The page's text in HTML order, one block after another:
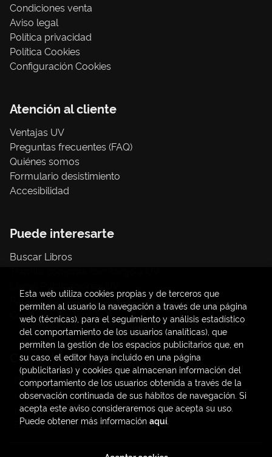
Condiciones venta
Aviso legal
Política privacidad
Política Cookies
Configuración Cookies
Atención al cliente
Ventajas UV
Preguntas frecuentes (FAQ)
Quiénes somos
Formulario desistimiento
Accesibilidad
Puede interesarte
Buscar Libros
Papelería / material oficina
Consumo Sostenible
Contacto
C/ Amadeo de Saboya, 4
(+34) 963828968
latendauv@fundacio.es
Formulario de contacto
Esta web utiliza cookies propias y de terceros que
permiten al usuario la navegación a través de una página
web (técnicas), para el seguimiento y análisis estadístico
del comportamiento de los usuarios (analíticas), que
permiten la gestión de los espacios publicitarios que, en
su caso, el editor haya incluido en una página
(publicitarias) y cookies que almacenan información del
comportamiento de los usuarios obtenida a través de la
observación continuada de sus hábitos de navegación. Si
acepta este aviso consideraremos que acepta su uso.
Puede obtener más información aquí.